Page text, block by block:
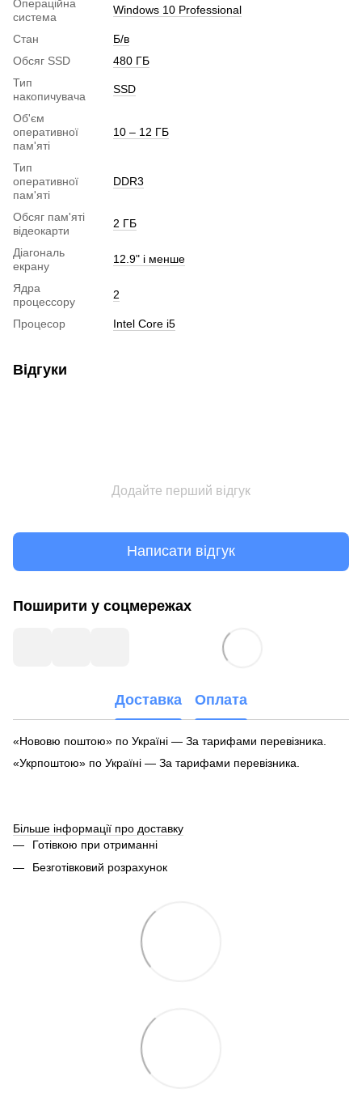
Операційна
система
Windows 10 Professional
Стан
Б/в
Обсяг SSD
480 ГБ
Тип
накопичувача
SSD
Об'єм
оперативної
пам'яті
10 – 12 ГБ
Тип
оперативної
пам'яті
DDR3
Обсяг пам'яті
відеокарти
2 ГБ
Діагональ
екрану
12.9" і менше
Ядра
процессору
2
Процесор Intel Core i5
Відгуки
Додайте перший відгук
Написати відгук
Поширити у соцмережах
Доставка Оплата
«Нововю поштою» по Україні — За тарифами перевізника.
«Укрпоштою» по Україні — За тарифами перевізника.
Більше інформації про доставку
Готівкою при отриманні
Безготівковий розрахунок